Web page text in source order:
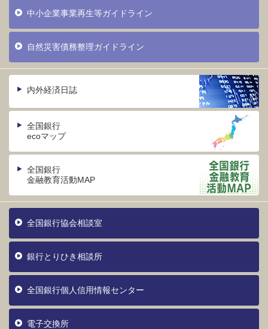
中小企業事業再生等ガイドライン
自然災害債務整理ガイドライン
内外経済日誌
全国銀行
ecoマップ
全国銀行
金融教育活動MAP
全国銀行協会相談室
銀行とりひき相談所
全国銀行個人信用情報センター
電子交換所